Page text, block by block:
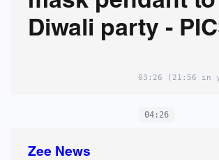
Diwali party -
03:26 (21:56 in
04:26
Zee News